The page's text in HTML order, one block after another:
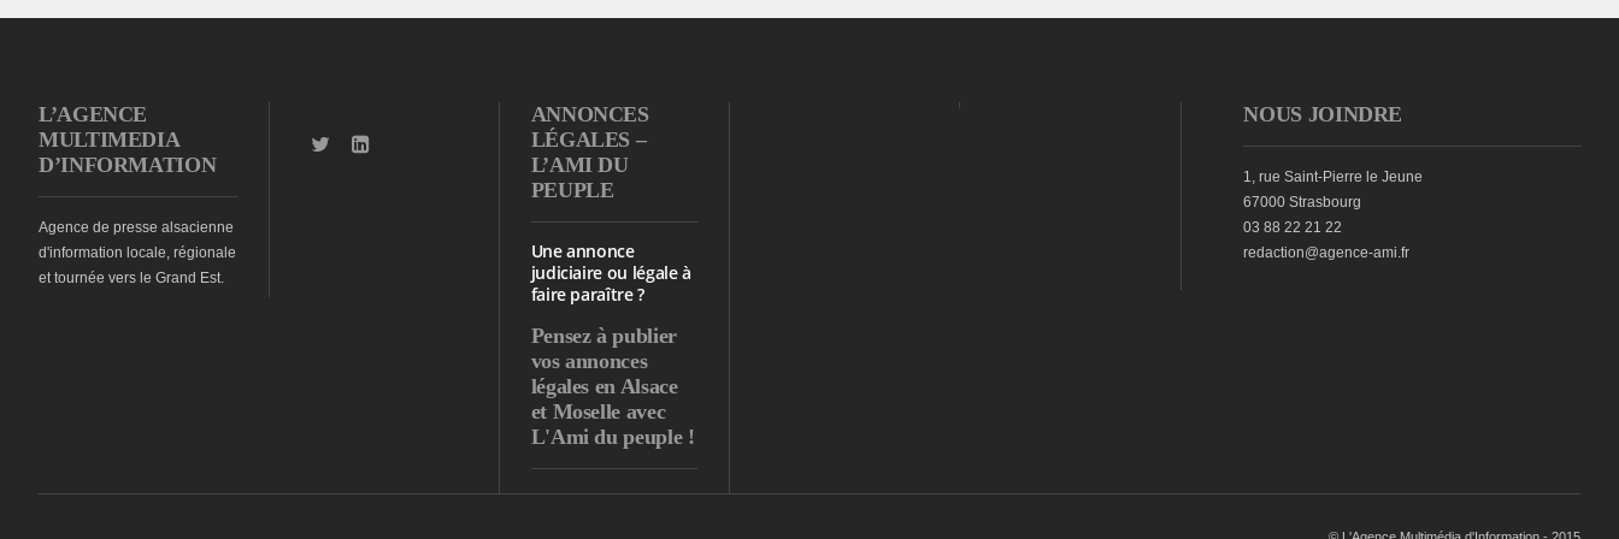
L’AGENCE
MULTIMEDIA
D’INFORMATION
Agence de presse alsacienne
d'information locale, régionale
et tournée vers le Grand Est.
ANNONCES
LÉGALES –
L’AMI DU
PEUPLE
Une annonce
judiciaire ou légale à
faire paraître ?
Pensez à publier
vos annonces
légales en Alsace
et Moselle avec
L'Ami du peuple !
NOUS JOINDRE
1, rue Saint-Pierre le Jeune
67000 Strasbourg
03 88 22 21 22
redaction@agence-ami.fr